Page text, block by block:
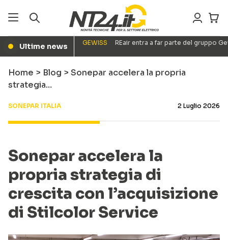
● Ultime news GEWISS REair entra a far parte del gruppo
Home > Blog > Sonepar accelera la propria
strategia…
SONEPAR ITALIA 2 Luglio 2026
Sonepar accelera la
propria strategia di
crescita con l’acquisizione
di Stilcolor Service